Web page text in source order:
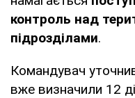
контроль над
підрозділами.
Командувач
вже визначили 12